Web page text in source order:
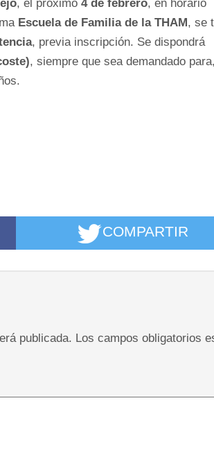
, el próximo 4 de febrero, en horario
Escuela de Familia de la THAM, se
, previa inscripción. Se dispondrá
, siempre que sea demandado
COMPARTIR
publicada. Los campos obligatorios